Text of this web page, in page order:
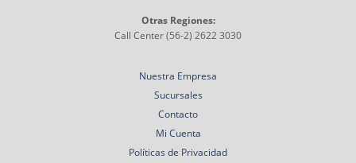
Otras Regiones:
Call Center (56-2) 2622 3030
Nuestra Empresa
Sucursales
Contacto
Mi Cuenta
Políticas de Privacidad